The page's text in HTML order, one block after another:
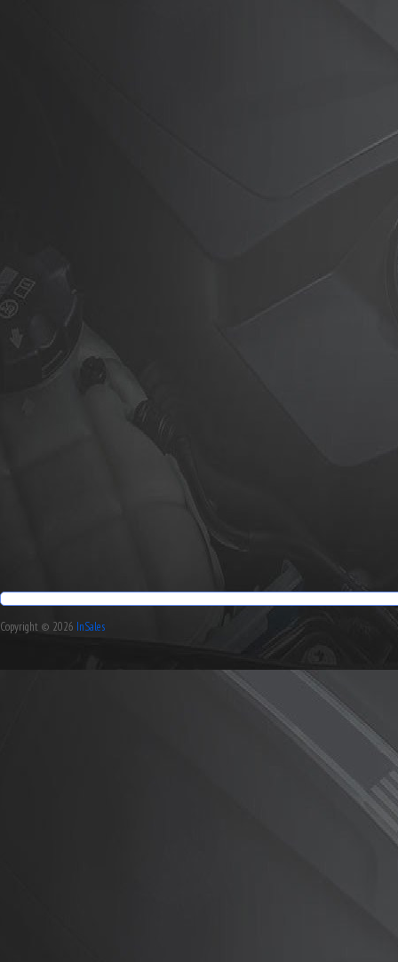
Copyright © 2026 InSales